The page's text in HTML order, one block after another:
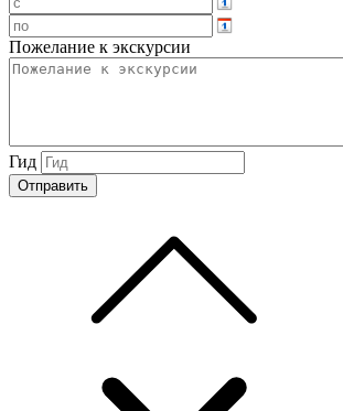
Пожелание к экскурсии
Гид